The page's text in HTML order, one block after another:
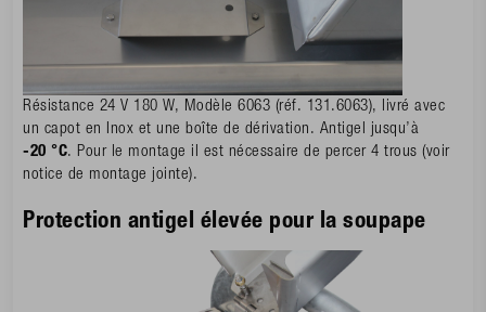
Résistance 24 V 180 W, Modèle 6063 (réf. 131.6063), livré avec
un capot en Inox et une boîte de dérivation. Antigel jusqu’à
-20 °C. Pour le montage il est nécessaire de percer 4 trous (voir
notice de montage jointe).
Protection antigel élevée pour la soupape